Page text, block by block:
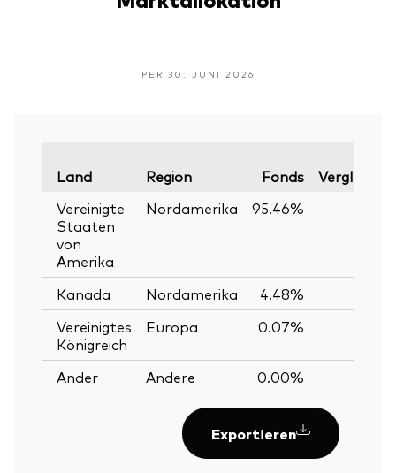
PER 30. JUNI 2026
Land Region Fonds
Vereinigte
Staaten
von
Amerika
Nordamerika 95.46%
Kanada Nordamerika 4.48%
Vereinigtes
Königreich
Europa 0.07%
Ander Andere 0.00%
Exportieren